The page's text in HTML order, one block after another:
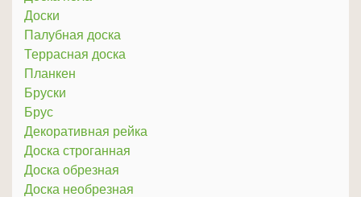
Доски
Палубная доска
Террасная доска
Планкен
Бруски
Брус
Декоративная рейка
Доска строганная
Доска обрезная
Доска необрезная